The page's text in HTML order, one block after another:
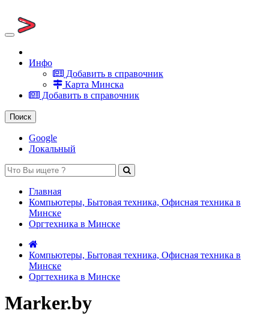
Toggle
Инфо
Добавить в справочник
Карта Минска
Добавить в справочник
Поиск
Google
Локальный
Главная
Компьютеры, Бытовая техника, Офисная техника в
Минске
Оргтехника в Минске
Компьютеры, Бытовая техника, Офисная техника в
Минске
Оргтехника в Минске
Marker.by